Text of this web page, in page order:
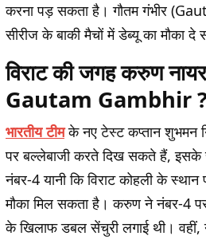
करना पड़ सकता है। गौतम गंभीर (
सीरीज के बाकी मैचों में डेब्यू का मौका
विराट की जगह करुण
Gautam Gambhir
भारतीय टीमके नए टेस्ट कप्तान शुभमन
पर बल्लेबाजी करते दिख सकते हैं,
नंबर-4 यानी कि विराट कोहली के
मौका मिल सकता है। करुण ने नंबर-4
के खिलाफ डबल सेंचुरी लगाई थी। वहीं,